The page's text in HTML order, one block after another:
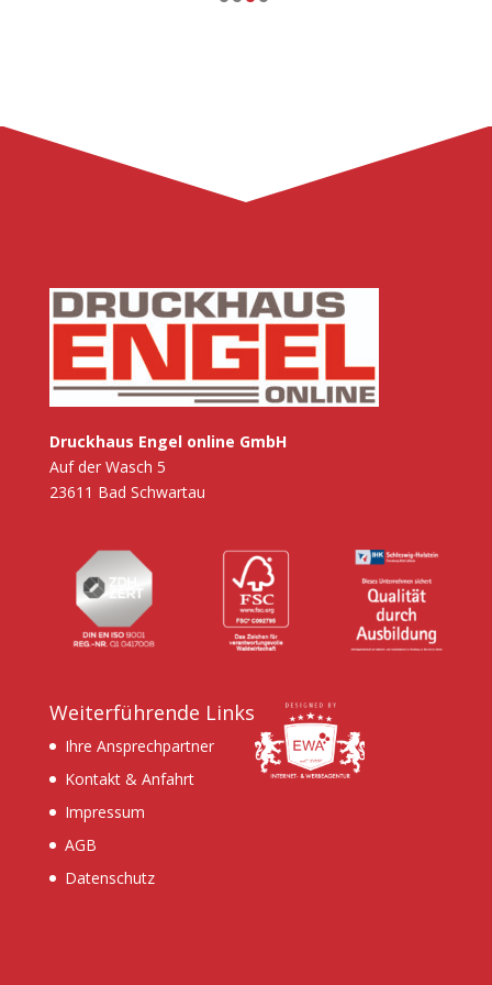
Druckhaus Engel online GmbH
Auf der Wasch 5
23611 Bad Schwartau
Weiterführende Links
Ihre Ansprechpartner
Kontakt & Anfahrt
Impressum
AGB
Datenschutz